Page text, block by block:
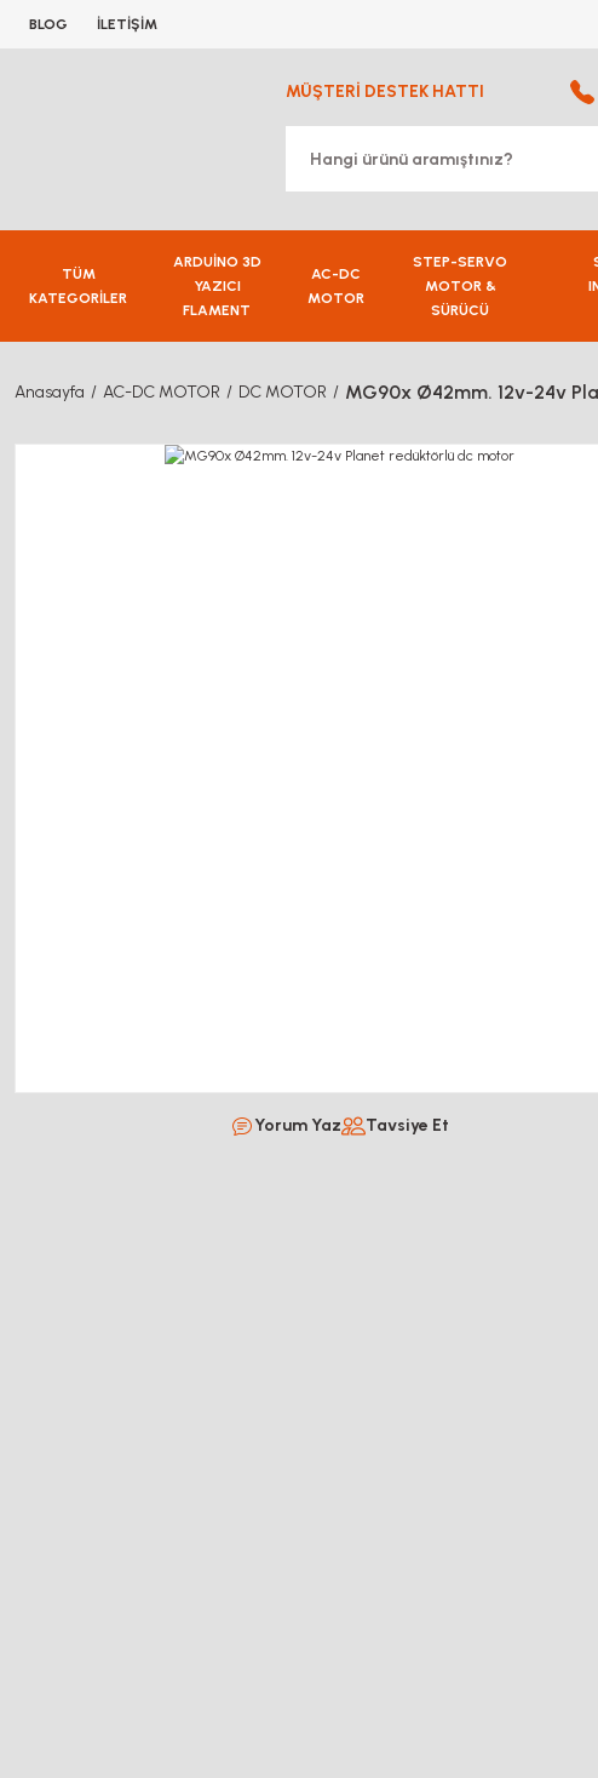
BLOG İLETİŞİM
MÜŞTERİ DESTEK HATTI
TÜM
KATEGORİLER
ARDUİNO 3D
YAZICI
FLAMENT
AC-DC
MOTOR
STEP-SERVO
MOTOR &
SÜRÜCÜ
Anasayfa AC-DC MOTOR DC MOTOR MG90x Ø42mm. 12v-24v
Yorum Yaz Tavsiye Et